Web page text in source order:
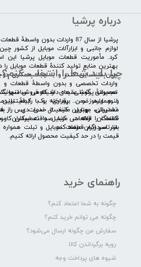
درباره پرشیا
​پرشیا از سال 87 واردات بدون واسطۀ
لوازم جانبی و ابزارآلات موبایل از کشور
کرد. مأموریت قطعات موبایل پرشیا این
بهترین منابع تولید کنندۀ قطعات موبایل را
چین شناسایی کند، و با ایجاد همکاری
واردات تخصصی و بدون واسطۀ قطعات و
تعمیراتی گوشی های شیائومی
لنوو ایسوز و .... پرداخته و با
تعمیراتی موبایل مانند ال سی دی را
کنندگان قطعات موبایل و تعمیرکاران
سرتاسر ایران عرضه کند.
راهنمای خرید
چگونه به شما اعتماد کنم؟
چگونه می توانم خرید کنم؟
سفارش من چگونه ارسال می‌شود؟
رویه برگرداندن کالا
شیوه های پرداخت وجه
چرا باید شما را انتخاب کنم؟
​مجموعۀ پرشیا عقیده دارد که فروش تنها
و همواره ضمن برقراری یک رابطۀ
مشتریان، بهترین کیفیت خدمات پس از
قطعات را ارائه می­ کند. صداقت اساس
بازار سردرگم قطعات موبایل و تبلت
قیمت را در حد کیفیت محصول ارائه کنیم.